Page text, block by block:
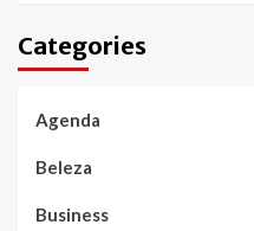
Categories
Agenda
Beleza
Business